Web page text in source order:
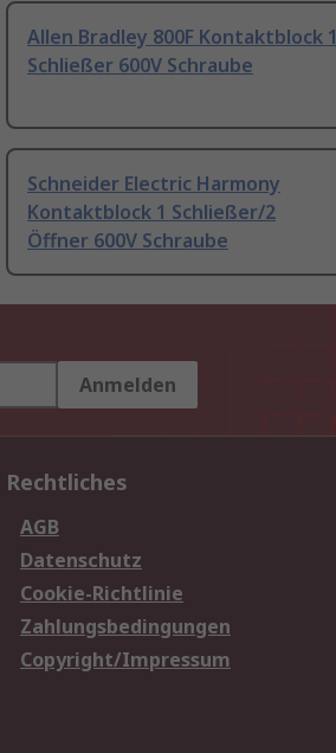
Allen Bradley 800F Kontaktblock 1
Schließer 600V Schraube
Schneider Electric Harmony
Kontaktblock 1 Schließer/2
Öffner 600V Schraube
Anmelden
Rechtliches
AGB
Datenschutz
Cookie-Richtlinie
Zahlungsbedingungen
Copyright/Impressum